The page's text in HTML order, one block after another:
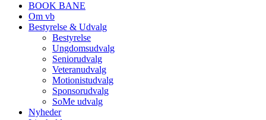
BOOK BANE
Om vb
Bestyrelse & Udvalg
Bestyrelse
Ungdomsudvalg
Seniorudvalg
Veteranudvalg
Motionistudvalg
Sponsorudvalg
SoMe udvalg
Nyheder